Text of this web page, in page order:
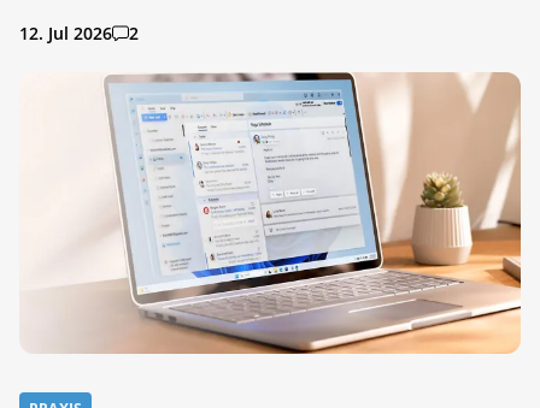
12. Jul 2026 2